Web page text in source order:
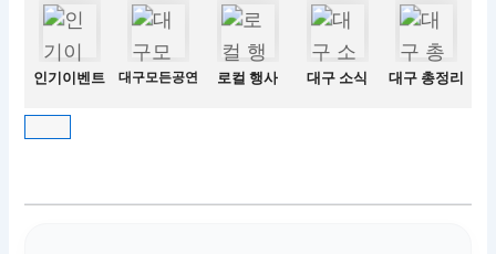
인기이벤트 대구모든공연 로컬 행사 대구 소식 대구 총정리